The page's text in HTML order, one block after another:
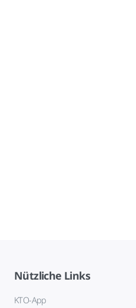
Nützliche Links
KTO-App